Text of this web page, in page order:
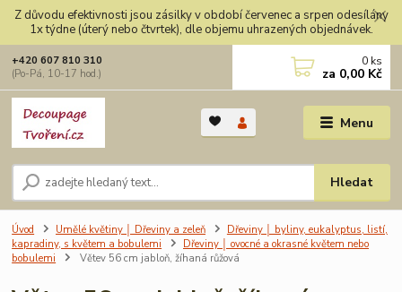
Z důvodu efektivnosti jsou zásilky v období červenec a srpen odesílány
1x týdne (úterý nebo čtvrtek), dle objemu uhrazených objednávek.
Menu
Hledat
+420 607 810 310
(Po-Pá, 10-17 hod.)
0 ks
za 0,00 Kč
Úvod Umělé květiny │ Dřeviny a zeleň
Dřeviny │ byliny, eukalyptus, listí,
kapradiny, s květem a bobulemi
Dřeviny │ ovocné a okrasné květem nebo
bobulemi
Větev 56 cm jabloň, žíhaná růžová